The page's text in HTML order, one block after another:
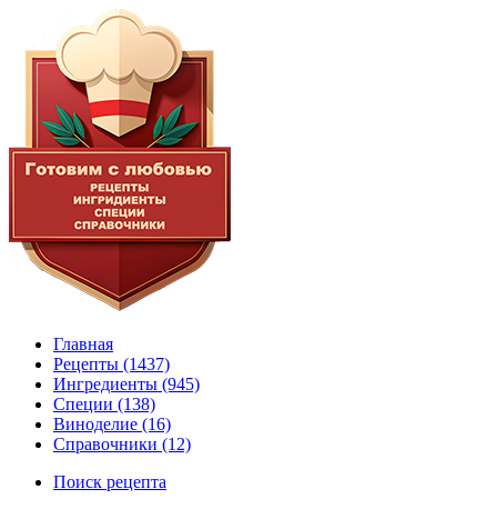
Главная
Рецепты (1437)
Ингредиенты (945)
Специи (138)
Виноделие (16)
Справочники (12)
Поиск рецепта